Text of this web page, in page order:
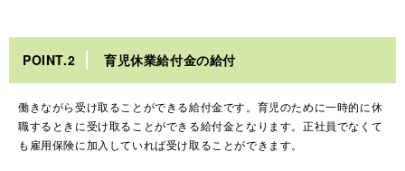
POINT.2 育児休業給付金の給付
働きながら受け取ることができる給付金です。育児のために一時的に休
職するときに受け取ることができる給付金となります。 正社員でなくて
も雇用保険に加入していれば受け取ることができます。